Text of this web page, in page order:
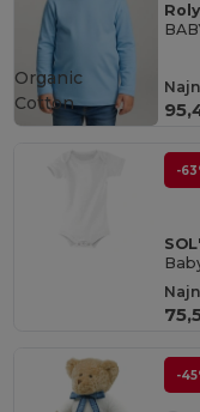
Organic
Cotton
-
-